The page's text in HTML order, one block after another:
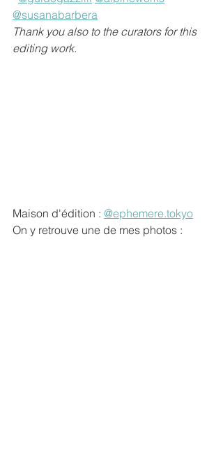
@susanabarbera
Thank you also to the curators for this
editing work.
Maison d'édition : @ephemere.tokyo
On y retrouve une de mes photos :